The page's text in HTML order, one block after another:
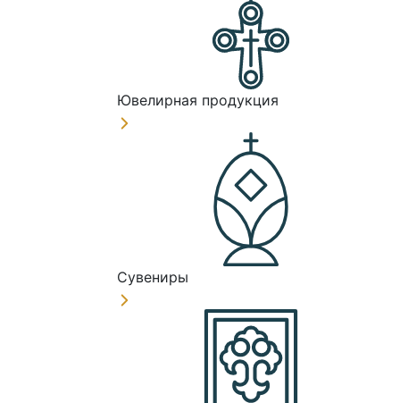
Ювелирная продукция
Сувениры